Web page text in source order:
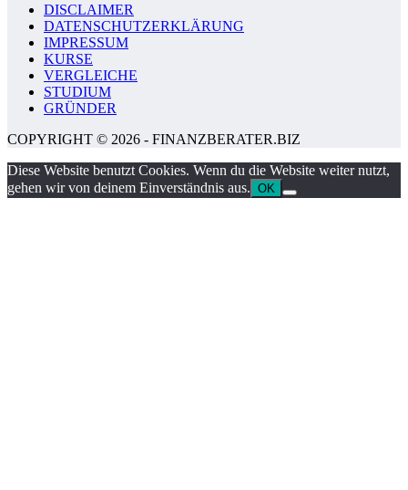
DISCLAIMER
DATENSCHUTZERKLÄRUNG
IMPRESSUM
KURSE
VERGLEICHE
STUDIUM
GRÜNDER
COPYRIGHT © 2026 - FINANZBERATER.BIZ
Diese Website benutzt Cookies. Wenn du die Website weiter nutzt,
gehen wir von deinem Einverständnis aus. OK